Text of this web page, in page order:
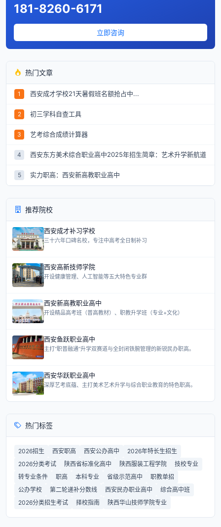
181-8260-6171
立即咨询
热门文章
1 西安成才学校21天暑假班名额抢占中...
2 初三学科自查工具
3 艺考综合成绩计算器
4 西安东方美术综合职业高中2025年招生简章：艺术升学新航道
5 实力职高：西安新高教职业高中
推荐院校
西安成才补习学校
三十六年口碑名校，专注中高考全日制补习
西安高新技师学院
开设健康管理、人工智能等五大特色专业群
西安新高教职业高中
开设精品高考班（普高教材）、职教升学班（专业+文化）
西安鱼跃职业高中
主打“职普融通”升学双赛道与全封闭铁腕管理的新锐民办职高。
西安华跃职业高中
深厚艺考底蕴、主打美术艺术升学与综合职业教育的特色职高。
热门标签
2026招生 西安职高 西安公办高中
2026年特长生招生
2026分类考试
陕西省标准化高中 陕西服装工程学院
技校专业
转专业条件
职高 本科专业 省级示范高中
职教单招
公办学校
第二轮递补分数线 西安民办职业高中
综合高中班
2026分类招生考试
择校指南 陕西华山技师学院专业